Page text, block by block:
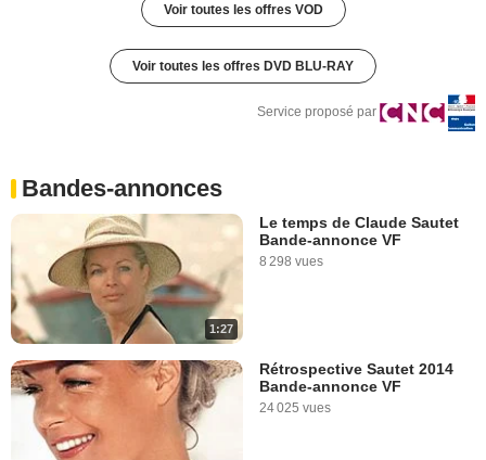
Voir toutes les offres VOD
Voir toutes les offres DVD BLU-RAY
Service proposé par
Bandes-annonces
1:27
Le temps de Claude Sautet
Bande-annonce VF
8 298 vues
Rétrospective Sautet 2014
Bande-annonce VF
24 025 vues